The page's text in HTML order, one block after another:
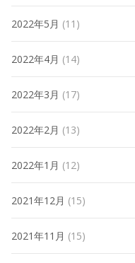
2022年5月 (11)
2022年4月 (14)
2022年3月 (17)
2022年2月 (13)
2022年1月 (12)
2021年12月 (15)
2021年11月 (15)